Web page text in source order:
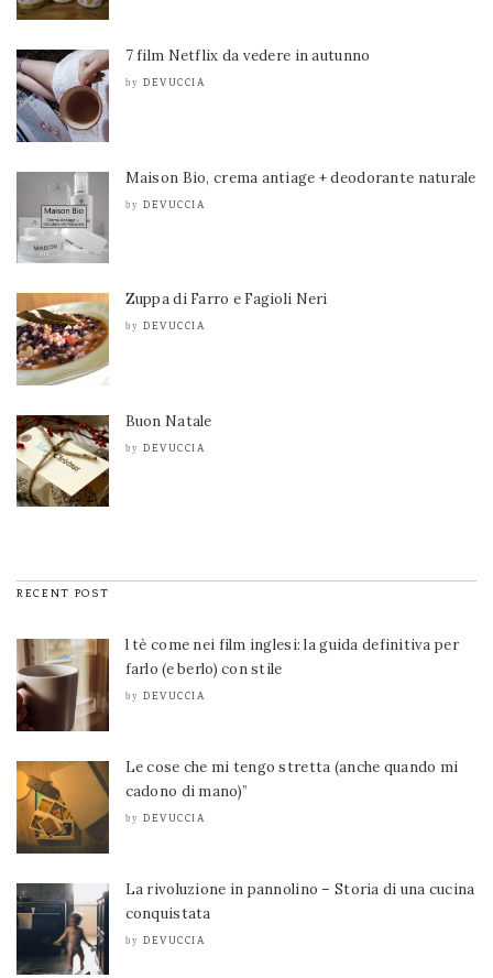
7 film Netflix da vedere in autunno
by DEVUCCIA
Maison Bio, crema antiage + deodorante naturale
by DEVUCCIA
Zuppa di Farro e Fagioli Neri
by DEVUCCIA
Buon Natale
by DEVUCCIA
RECENT POST
l tè come nei film inglesi: la guida definitiva per
farlo (e berlo) con stile
by DEVUCCIA
Le cose che mi tengo stretta (anche quando mi
cadono di mano)”
by DEVUCCIA
La rivoluzione in pannolino – Storia di una cucina
conquistata
by DEVUCCIA